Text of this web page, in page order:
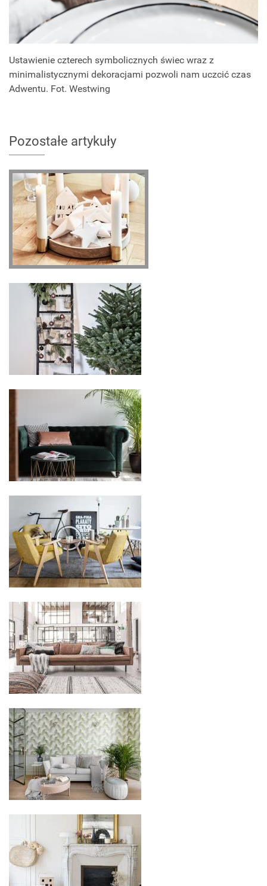
Ustawienie czterech symbolicznych świec wraz z
minimalistycznymi dekoracjami pozwoli nam uczcić czas
Adwentu. Fot. Westwing
Pozostałe artykuły